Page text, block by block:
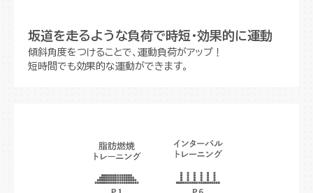
坂道を走るような負荷で時短・効果的に運動
傾斜角度をつけることで、運動負荷がアップ！
短時間でも効果的な運動ができます。